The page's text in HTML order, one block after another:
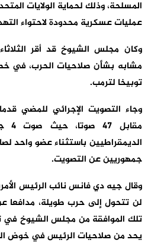
المسلحة، وذلك لحماية الولايات
عمليات عسكرية محدودة لاحتواء
وكان مجلس الشيوخ قد أقر
مشابه بشأن صلاحيات الحرب، في
توبيخا لترمب.
جمهوريين عن التصويت.
وقال جيه دي فانس نائب الرئيس
لن تتحول إلى حرب طويلة، مدافعا
تلك الموافقة من مجلس الشيوخ في
يحد من صلاحيات الرئيس في خوض